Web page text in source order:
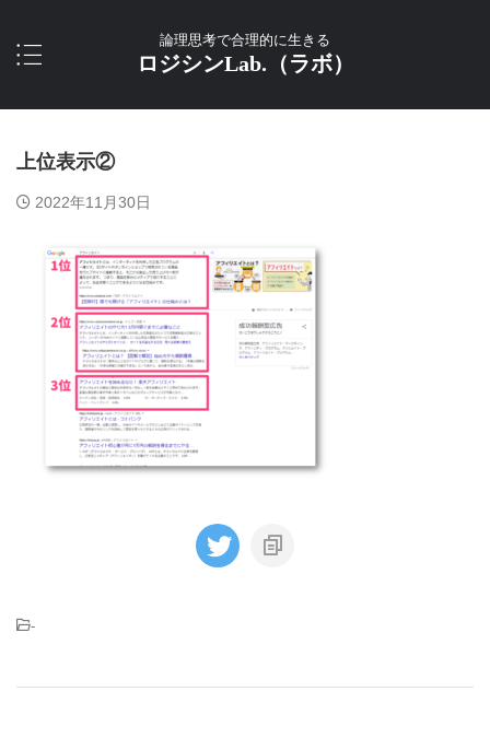
論理思考で合理的に生きる
ロジシンLab.（ラボ）
上位表示②
2022年11月30日
-